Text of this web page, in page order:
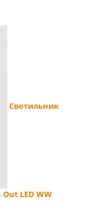
Светильник
LED WW